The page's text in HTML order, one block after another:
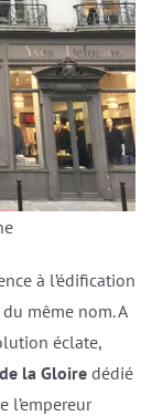
à l’édification
même nom. A
éclate,
la Gloiredédié
l’empereur